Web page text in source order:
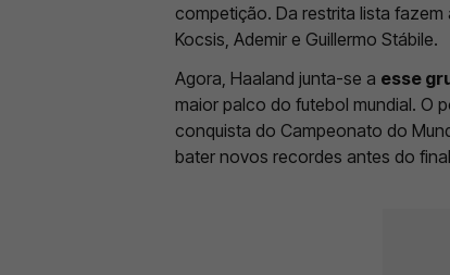
competição. Da restrita lista
Kocsis, Ademir e Guillermo Stábile.
Agora, Haaland junta-se a esse
maior palco do futebol mundial. O
conquista do Campeonato do
bater novos recordes antes do